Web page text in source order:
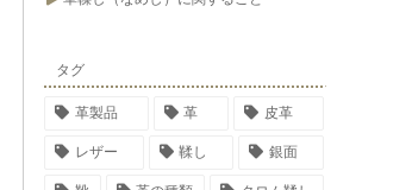
タグ
革製品 革 皮革
レザー 鞣し 銀面